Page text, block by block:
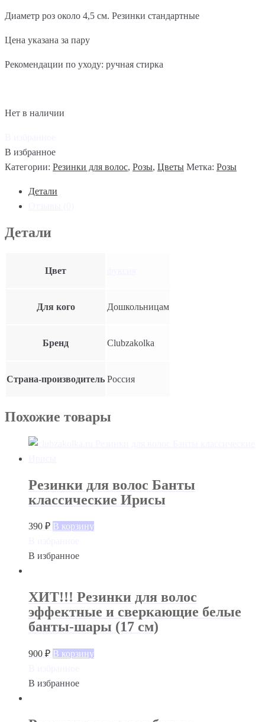
Диаметр роз около 4,5 см. Резинки стандартные
Цена указана за пару
Рекомендации по уходу: ручная стирка
Нет в наличии
В избранное
Категории: Резинки для волос, Розы, Цветы Метка: Розы
Детали
Детали
Цвет
Для кого Дошкольницам
Бренд Clubzakolka
Страна-производитель Россия
Похожие товары
Резинки для волос Банты
классические Ирисы
390 ₽ В корзину
В избранное
ХИТ!!! Резинки для волос
эффектные и сверкающие белые
банты-шары (17 см)
900 ₽ В корзину
В избранное